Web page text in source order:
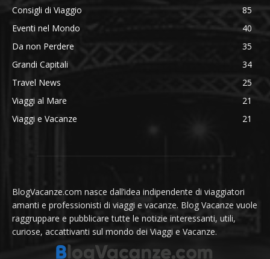
Consigli di Viaggio
85
Eventi nel Mondo
40
Da non Perdere
35
Grandi Capitali
34
Travel News
25
Viaggi al Mare
21
Viaggi e Vacanze
21
BlogVacanze.com nasce dall’idea indipendente di viaggiatori
amanti e professionisti di viaggi e vacanze. Blog Vacanze vuole
raggruppare e pubblicare tutte le notizie interessanti, utili,
curiose, accattivanti sul mondo dei Viaggi e Vacanze.